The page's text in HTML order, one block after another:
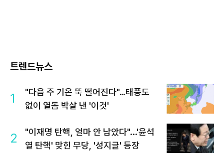
트렌드뉴스
1
"다음 주 기온 뚝 떨어진다"…태풍도
없이 열돔 박살 낸 '이것'
2
"이재명 탄핵, 얼마 안 남았다"...'윤석
열 탄핵' 맞힌 무당, '성지글' 등장